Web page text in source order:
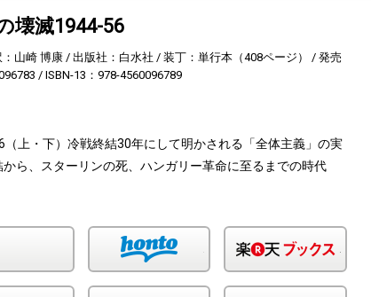
壊滅1944-56
：山崎 博康 出版社：白水社 装丁：単行本（408ページ）
発売
ISBN-13：978-4560096789
上・下）冷戦終結30年にして明かされる「全体主義」の実
ら、スターリンの死、ハンガリー革命に至るまでの時代
honto